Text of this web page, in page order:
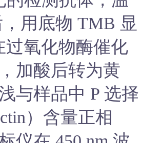
用底物 TMB 显
氧化物酶催化
加酸后转为黄
与样品中 P 选择
）含量正相